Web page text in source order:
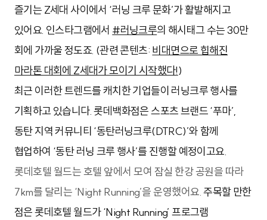
즐기는 Z세대 사이에서 ‘러닝 크루 문화’가 활발해지고
있어요. 인스타그램에서 #러닝크루의 해시태그 수는 30만
회에 가까울 정도죠. (관련 콘텐츠: 비대면으로 힙해진
마라톤 대회에 Z세대가 모이기 시작했다!)
최근 이러한 트렌드를 캐치한 기업들이 러닝크루 행사를
기획하고 있습니다. 롯데백화점은 스포츠 브랜드 ‘푸마’,
동탄 지역 커뮤니티 ‘동탄러닝크루(DTRC)’와 함께
협업하여 ‘동탄 러닝 크루 행사’를 진행할 예정이고요.
롯데호텔 월드는 호텔 앞에서 모여 잠실 한강 공원을 따라
7km를 달리는 ‘Night Running’을 운영했어요.주목할 만한
점은 롯데호텔 월드가 ‘Night Running’ 프로그램